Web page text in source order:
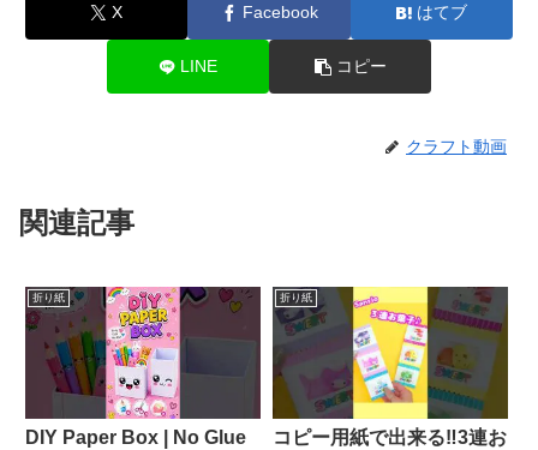
X Facebook はてブ
LINE コピー
クラフト動画
関連記事
折り紙
DIY Paper Box | No Glue
折り紙
コピー用紙で出来る‼️3連お